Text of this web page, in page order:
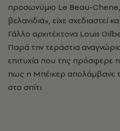
προσωνύμιο Le Beau-
βελανιδιά», είχε σχεδιαστεί
Γάλλο αρχιτέκτονα Louis
Παρά την τεράστια
επιτυχία που της πρόσφερε
πως η Μπέικερ απολάμβανε
στο σπίτι.